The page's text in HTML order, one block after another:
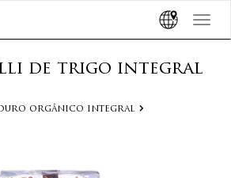
Toggle
de trigo integral
orgânico integral